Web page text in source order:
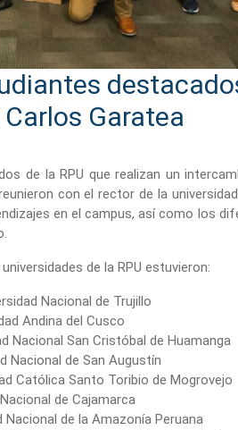
Garatea
de la RPU que realizan un
con el rector de la
en el campus, así como los
de la RPU estuvieron:
Nacional de Trujillo
Andina del Cusco
Nacional San Cristóbal de Huamanga
Nacional de San Augustín
Católica Santo Toribio de Mogrovejo
de Cajamarca
de la Amazonía Peruana